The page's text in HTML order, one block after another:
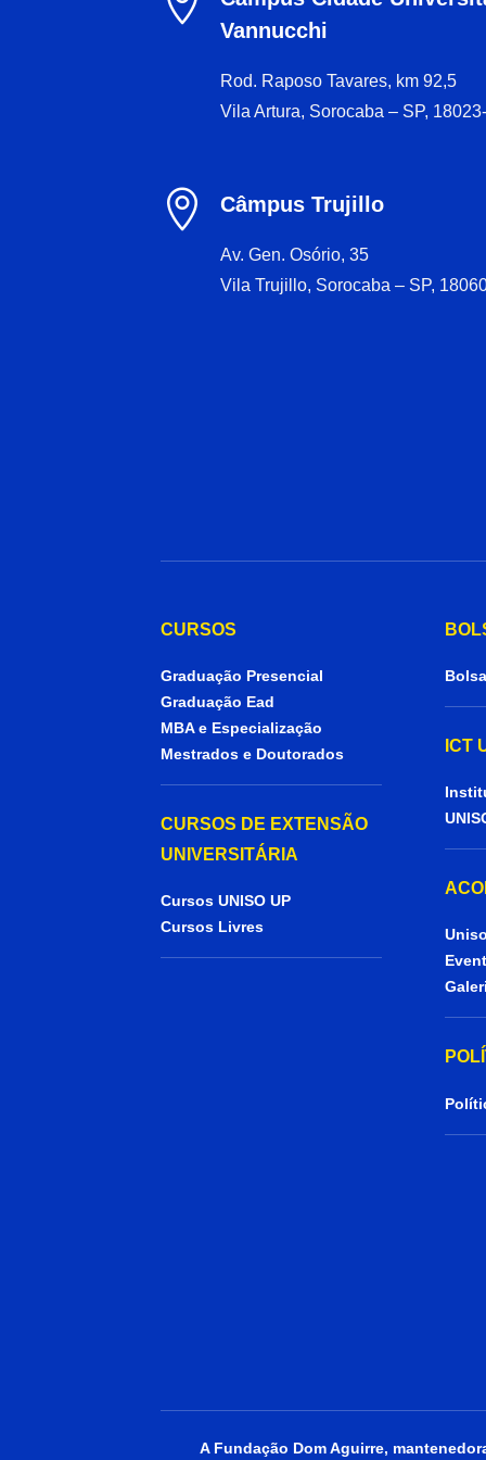
Vannucchi
Rod. Raposo Tavares, km 92,5
Vila Artura, Sorocaba – SP,
 Câmpus Trujillo
Av. Gen. Osório, 35
Vila Trujillo, Sorocaba – SP,
CURSOS
Graduação Presencial
Graduação Ead
MBA e Especialização
Mestrados e Doutorados
CURSOS DE EXTENSÃO
UNIVERSITÁRIA
Cursos UNISO UP
Cursos Livres
ICT
A Fundação Dom Aguirre,